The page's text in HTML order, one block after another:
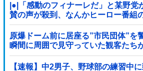
|●|「感動のフィナーレだ」と某野党
賛の声が殺到、なんかヒーロー番組
ような気分に……
原爆ドーム前に居座る”市民団体”を
瞬間に周囲で見守っていた観客た
【速報】中2男子、野球部の練習中